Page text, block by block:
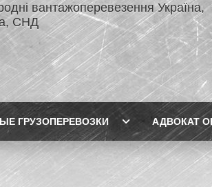
вантажоперевезення Україна,
СНД
ГРУЗОПЕРЕВОЗКИ АДВОКАТ